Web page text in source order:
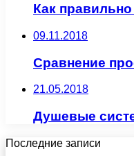
Как
09.11.2018
Сравнение
21.05.2018
Душевые
Последние записи